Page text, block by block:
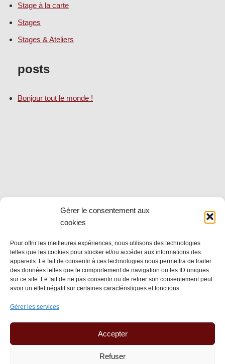
Gérer le consentement aux
cookies
Pour offrir les meilleures expériences, nous utilisons des technologies
telles que les cookies pour stocker et/ou accéder aux informations des
appareils. Le fait de consentir à ces technologies nous permettra de traiter
des données telles que le comportement de navigation ou les ID uniques
sur ce site. Le fait de ne pas consentir ou de retirer son consentement peut
avoir un effet négatif sur certaines caractéristiques et fonctions.
Gérer les services
Accepter
Refuser
Stage à la carte
Stages
Stages & Ateliers
posts
Bonjour tout le monde !
Envie d'en savoir plus?
Rejoignez l'aventure